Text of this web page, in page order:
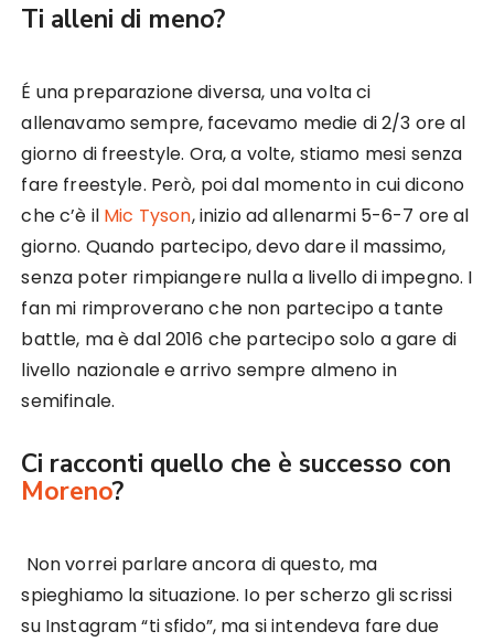
Ti alleni di meno?
É una preparazione diversa, una volta ci
allenavamo sempre, facevamo medie di 2/3 ore al
giorno di freestyle. Ora, a volte, stiamo mesi senza
fare freestyle. Però, poi dal momento in cui dicono
che c’è il Mic Tyson, inizio ad allenarmi 5-6-7 ore al
giorno. Quando partecipo, devo dare il massimo,
senza poter rimpiangere nulla a livello di impegno. I
fan mi rimproverano che non partecipo a tante
battle, ma è dal 2016 che partecipo solo a gare di
livello nazionale e arrivo sempre almeno in
semifinale.
Ci racconti quello che è successo con
Moreno?
Non vorrei parlare ancora di questo, ma
spieghiamo la situazione. Io per scherzo gli scrissi
su Instagram “ti sfido”, ma si intendeva fare due